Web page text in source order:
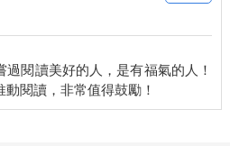
閱讀美好的人，是有福氣的人！